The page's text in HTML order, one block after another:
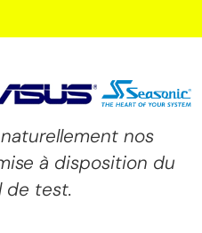
nos
à disposition du
de test.